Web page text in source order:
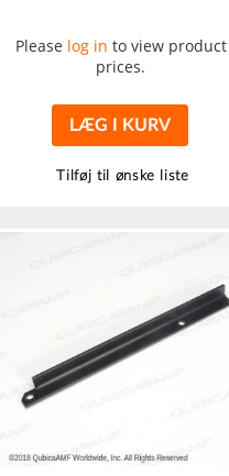
Please log in to view product
prices.
LÆG I KURV
Tilføj til ønske liste